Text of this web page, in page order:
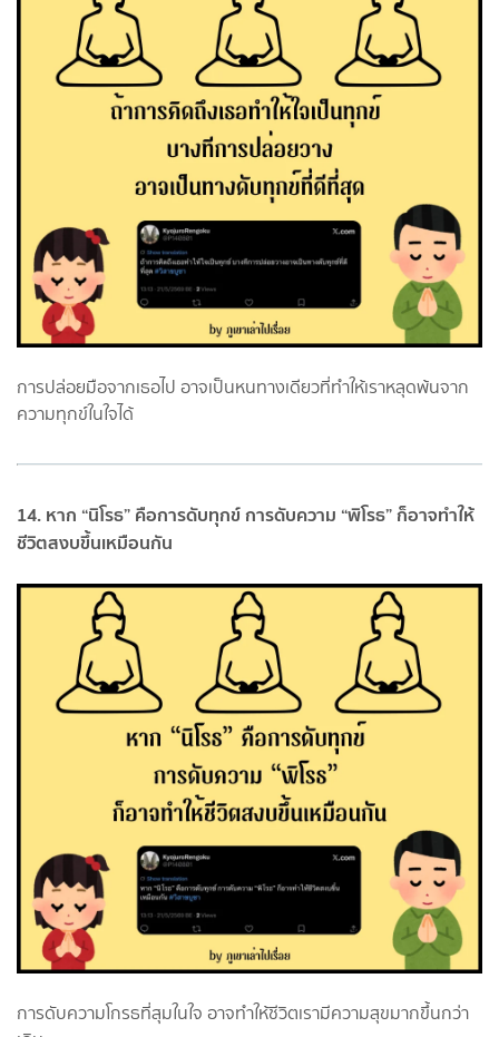
การปล่อยมือจากเธอไป อาจเป็นหนทางเดียวที่ทำให้เราหลุดพ้นจาก
ความทุกข์ในใจได้
14. หาก “นิโรธ” คือการดับทุกข์ การดับความ “พิโรธ” ก็อาจทำให้
ชีวิตสงบขึ้นเหมือนกัน
การดับความโกรธที่สุมในใจ อาจทำให้ชีวิตเรามีความสุขมากขึ้นกว่า